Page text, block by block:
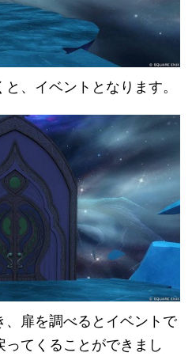
、イベントとなります。
扉を調べるとイベントで
てくることができまし